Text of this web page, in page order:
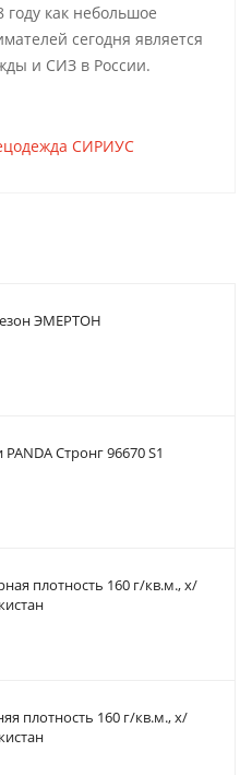
как небольшое
сегодня является
и СИЗ в России.
СИРИУС
ЭМЕРТОН
Стронг 96670 S1
плотность 160 г/кв.м., х/
плотность 160 г/кв.м., х/